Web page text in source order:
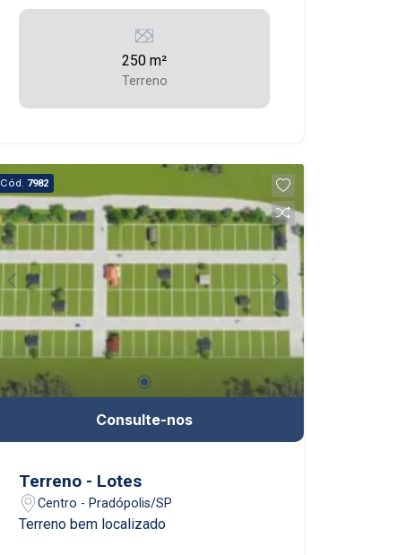
250 m²
Terreno
Cód. 7982
Consulte-nos
Terreno - Lotes
Centro - Pradópolis/SP
Terreno bem localizado